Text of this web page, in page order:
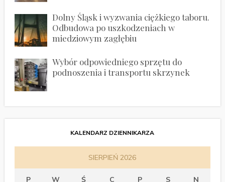
Dolny Śląsk i wyzwania ciężkiego taboru.
Odbudowa po uszkodzeniach w
miedziowym zagłębiu
Wybór odpowiedniego sprzętu do
podnoszenia i transportu skrzynek
KALENDARZ DZIENNIKARZA
SIERPIEŃ 2026
P W Ś C P S N